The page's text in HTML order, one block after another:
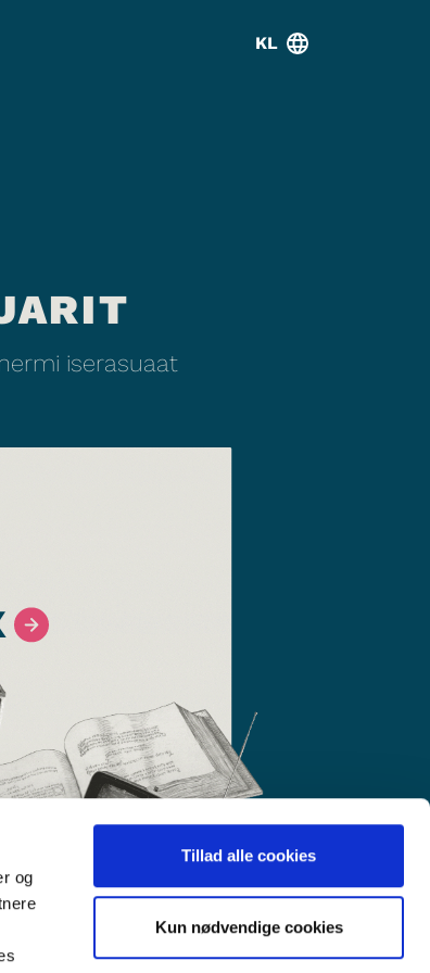
og
Tillad alle cookies
Kun nødvendige cookies
KL
iserasuaat